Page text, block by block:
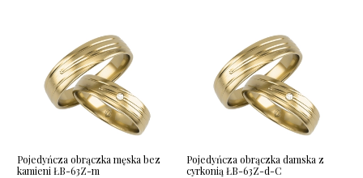
Pojedyńcza obrączka męska bez
kamieni ŁB-63Z-m
Pojedyńcza obrączka damska z
cyrkonią ŁB-63Z-d-C